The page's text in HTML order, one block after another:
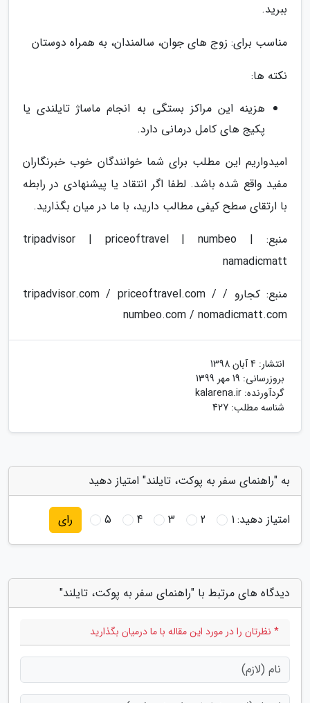
ببرید.
مناسب برای: زوج های جوان، سالمندان، به همراه دوستان
نکته ها:
هزینه این مراکز بستگی به انجام ماساژ تایلندی یا
پکیج های کامل درمانی دارد.
امیدواریم این مطلب برای شما خوانندگان خوب خبرنگاران
مفید واقع شده باشد. لطفا اگر انتقاد یا پیشنهادی در رابطه
با ارتقای سطح کیفی مطالب دارید، با ما در میان بگذارید.
منبع: tripadvisor | priceoftravel | numbeo |
namadicmatt
منبع: کجارو / tripadvisor.com / priceoftravel.com /
numbeo.com / nomadicmatt.com
انتشار: 4 آبان 1398
بروزرسانی: 19 مهر 1399
گردآورنده: kalarena.ir
شناسه مطلب: 427
به "راهنمای سفر به پوکت، تایلند" امتیاز دهید
امتیاز دهید:1
2
3
4
5 رای
دیدگاه های مرتبط با "راهنمای سفر به پوکت، تایلند"
* نظرتان را در مورد این مقاله با ما درمیان بگذارید